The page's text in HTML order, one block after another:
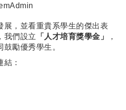
：
展，並看重貴系學生的傑出表
我們設立 「人才培育獎學金」
，
勵優秀學生。
：